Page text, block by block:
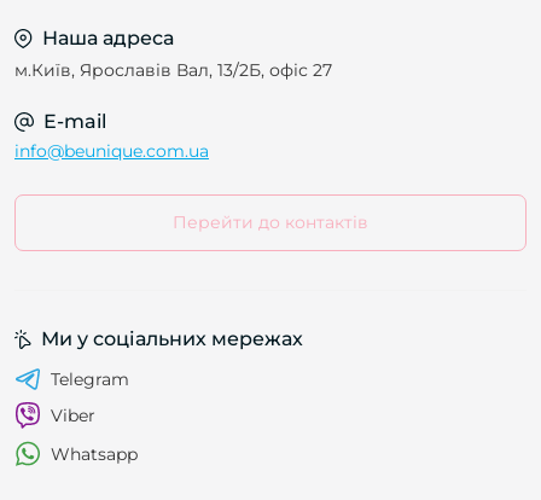
Наша адреса
м.Київ, Ярославів Вал, 13/2Б, офіс 27
E-mail
info@beunique.com.ua
Перейти до контактів
Ми у соціальних мережах
Telegram
Viber
Whatsapp